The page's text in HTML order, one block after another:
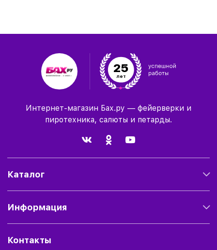
25
лет
Интернет-магазин Бах.ру — фейерверки и
пиротехника, салюты и петарды.
Каталог
Информация
Контакты